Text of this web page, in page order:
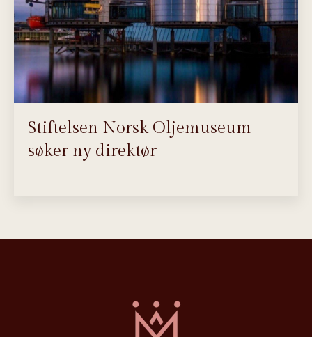
Stiftelsen Norsk Oljemuseum
søker ny direktør